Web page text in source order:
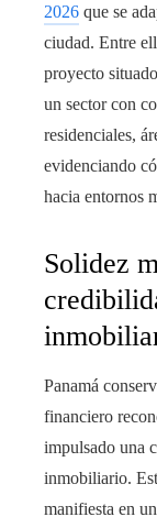
2026 que se
ciudad. Entre
proyecto
un sector con
residenciales,
evidenciando
hacia entornos
Solidez
Panamá
financiero
impulsado una
inmobiliario.
manifiesta en